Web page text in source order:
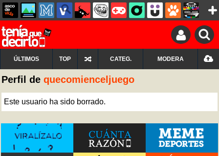
ÚLTIMOS TOP CATEG. MODERA
Perfil de quecomienceljuego
Este usuario ha sido borrado.